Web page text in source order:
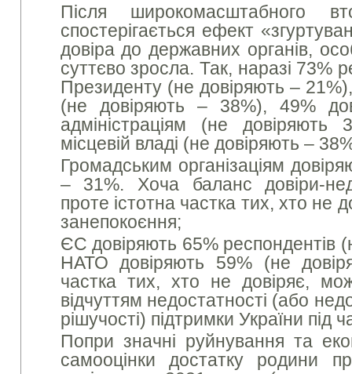
Після широкомасштабного
спостерігається ефект
довіра до державних органів,
суттєво зросла. Так, наразі 73%
Президенту (не довіряють –
(не довіряють – 38%), 49%
адміністраціям (не довіряють
місцевій владі (не довіряють –
Громадським організаціям
– 31%. Хоча баланс довіри-
проте істотна частка тих, хто не
занепокоєння;
ЄС довіряють 65% респондентів
НАТО довіряють 59% (не
частка тих, хто не довіряє,
відчуттям недостатності (або
рішучості) підтримки України під
Попри значні руйнування та
самооцінки достатку родини